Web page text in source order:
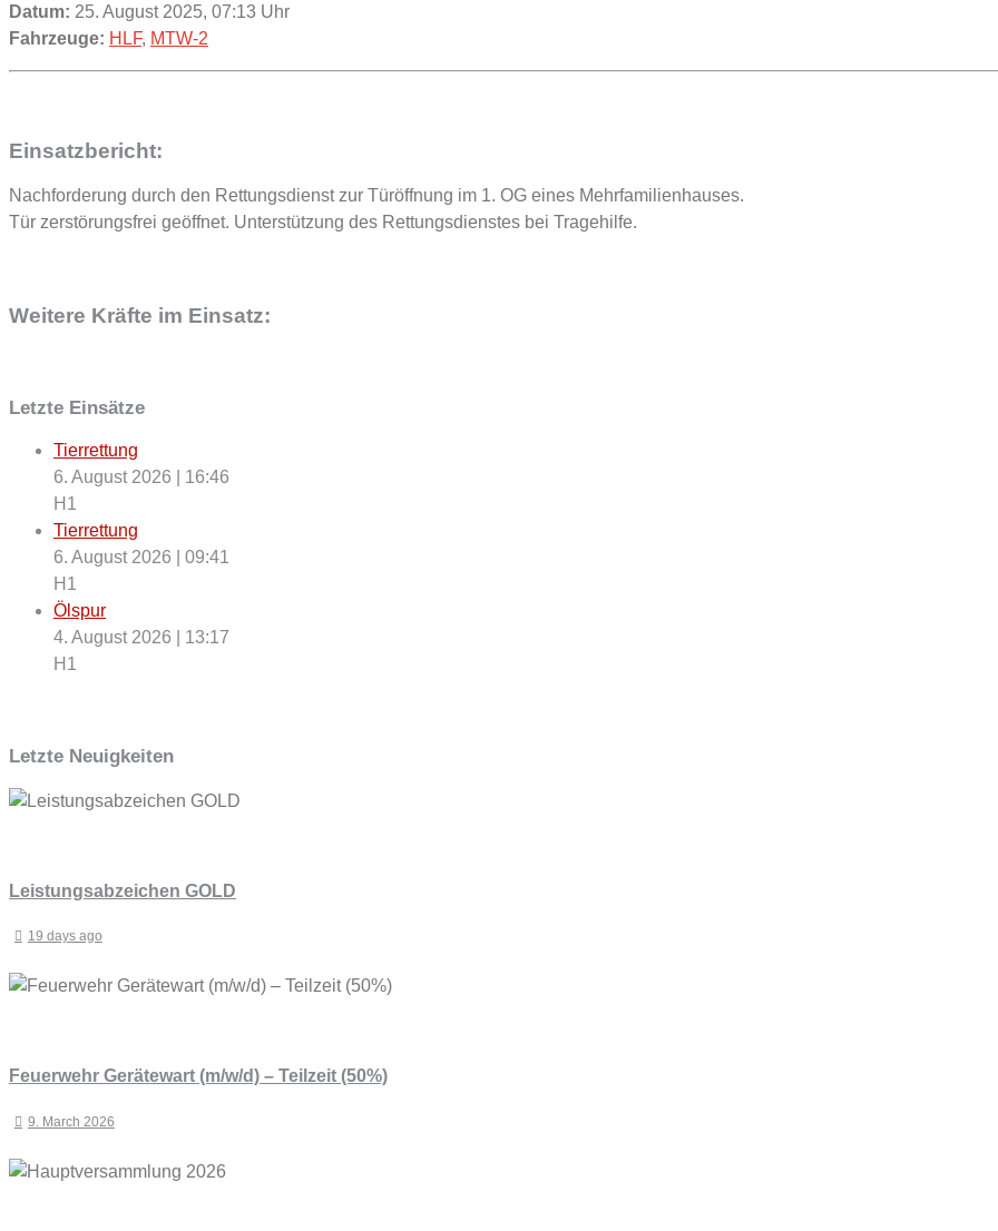
Datum: 25. August 2025, 07:13 Uhr
Fahrzeuge: HLF, MTW-2
Einsatzbericht:
Nachforderung durch den Rettungsdienst zur Türöffnung im 1. OG eines Mehrfamilienhauses.
Tür zerstörungsfrei geöffnet. Unterstützung des Rettungsdienstes bei Tragehilfe.
Weitere Kräfte im Einsatz:
Letzte Einsätze
Tierrettung
6. August 2026
16:46
H1
Tierrettung
6. August 2026
09:41
H1
Ölspur
4. August 2026
13:17
H1
Letzte Neuigkeiten
Leistungsabzeichen GOLD
19 days ago
Feuerwehr Gerätewart (m/w/d) – Teilzeit (50%)
9. March 2026